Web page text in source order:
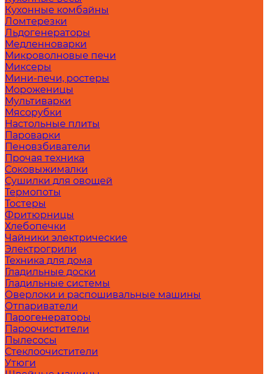
Кухонные комбайны
Ломтерезки
Льдогенераторы
Медленноварки
Микроволновые печи
Миксеры
Мини-печи, ростеры
Мороженицы
Мультиварки
Мясорубки
Настольные плиты
Пароварки
Пеновзбиватели
Прочая техника
Соковыжималки
Сушилки для овощей
Термопоты
Тостеры
Фритюрницы
Хлебопечки
Чайники электрические
Электрогрили
Техника для дома
Гладильные доски
Гладильные системы
Оверлоки и распошивальные машины
Отпариватели
Парогенераторы
Пароочистители
Пылесосы
Стеклоочистители
Утюги